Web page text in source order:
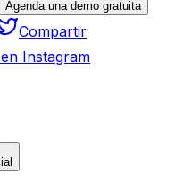
Agenda una demo gratuita
Compartir
Instagram